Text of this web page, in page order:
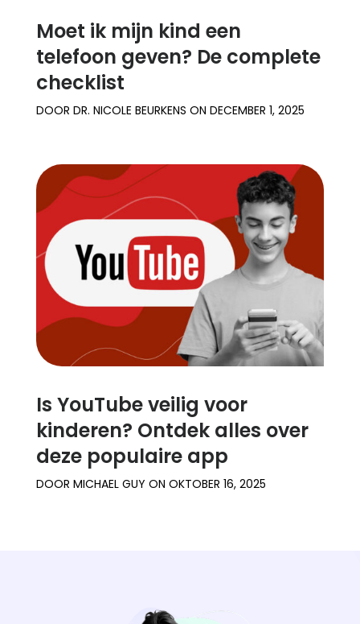
Moet ik mijn kind een
telefoon geven? De complete
checklist
DOOR DR. NICOLE BEURKENS ON DECEMBER 1, 2025
Is YouTube veilig voor
kinderen? Ontdek alles over
deze populaire app
DOOR MICHAEL GUY ON OKTOBER 16, 2025